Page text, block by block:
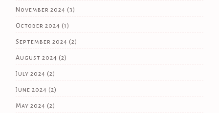
November 2024 (3)
October 2024 (1)
September 2024 (2)
August 2024 (2)
July 2024 (2)
June 2024 (2)
May 2024 (2)